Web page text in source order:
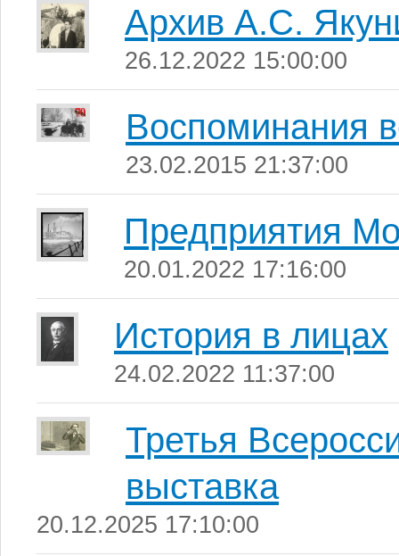
Архив А.С.
26.12.2022 15:00:00
Воспоминания
23.02.2015 21:37:00
Предприятия
20.01.2022 17:16:00
История в лицах
24.02.2022 11:37:00
Третья
выставка
20.12.2025 17:10:00